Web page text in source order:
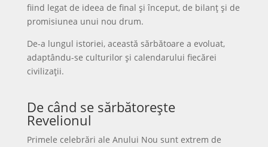
fiind legat de ideea de final și început, de bilanț și de
promisiunea unui nou drum.
De-a lungul istoriei, această sărbătoare a evoluat,
adaptându-se culturilor și calendarului fiecărei
civilizații.
De când se sărbătorește
Revelionul
Primele celebrări ale Anului Nou sunt extrem de